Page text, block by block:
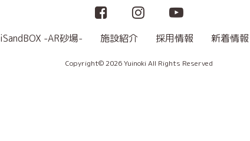
iSandBOX -AR砂場- 施設紹介 採用情報 新着情報
Copyright© 2026 Yuinoki All Rights Reserved